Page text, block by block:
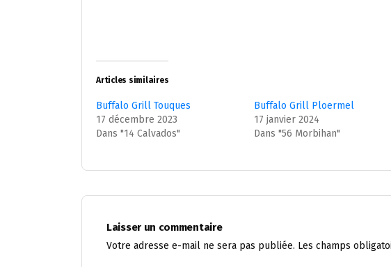
Articles similaires
Buffalo Grill Touques
17 décembre 2023
Dans "14 Calvados"
Buffalo Grill Ploermel
17 janvier 2024
Dans "56 Morbihan"
Laisser un commentaire
Votre adresse e-mail ne sera pas publiée. Les champs